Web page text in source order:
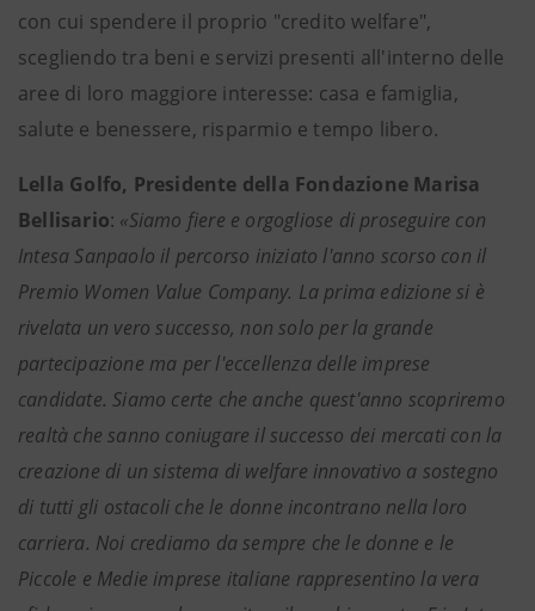
con cui spendere il proprio "credito welfare",
scegliendo tra beni e servizi presenti all'interno delle
aree di loro maggiore interesse: casa e famiglia,
salute e benessere, risparmio e tempo libero.
Lella Golfo, Presidente della Fondazione Marisa
Bellisario: «Siamo fiere e orgogliose di proseguire con
Intesa Sanpaolo il percorso iniziato l'anno scorso con il
Premio Women Value Company. La prima edizione si è
rivelata un vero successo, non solo per la grande
partecipazione ma per l'eccellenza delle imprese
candidate. Siamo certe che anche quest'anno scopriremo
realtà che sanno coniugare il successo dei mercati con la
creazione di un sistema di welfare innovativo a sostegno
di tutti gli ostacoli che le donne incontrano nella loro
carriera. Noi crediamo da sempre che le donne e le
Piccole e Medie imprese italiane rappresentino la vera